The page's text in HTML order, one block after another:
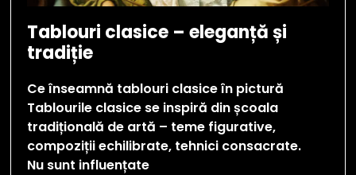
Tablouri clasice – eleganță și
tradiție
Ce înseamnă tablouri clasice în pictură
Tablourile clasice se inspiră din școala
tradițională de artă – teme figurative,
compoziții echilibrate, tehnici consacrate.
Nu sunt influențate